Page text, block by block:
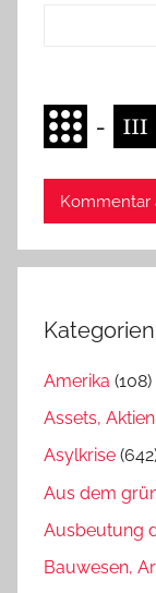
−
Kategorien
Amerika (108)
Assets,
Asylkrise
Aus dem
Ausbeutung
Bauwesen,